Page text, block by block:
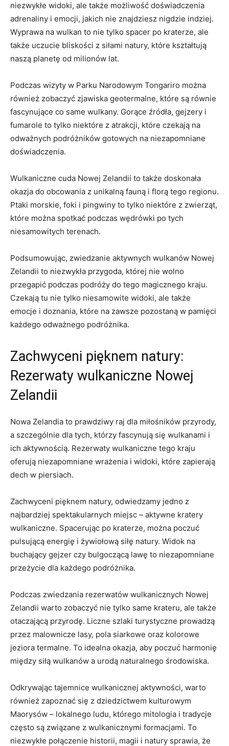
niezwykłe widoki, ale⁢ także możliwość doświadczenia
adrenaliny i emocji, jakich ‍nie znajdziesz‌ nigdzie indziej.
Wyprawa na‌ wulkan to nie tylko spacer po kraterze, ale
także uczucie bliskości z siłami natury, które kształtują
naszą planetę od milionów lat.
Podczas‌ wizyty ‍w ⁤Parku Narodowym Tongariro można ​
również zobaczyć zjawiska geotermalne, które są równie
fascynujące co same wulkany. Gorące źródła,⁢ gejzery i
fumarole‌ to tylko niektóre z atrakcji, które czekają ‍na
odważnych ‍podróżników gotowych na niezapomniane
doświadczenia.
Wulkaniczne cuda Nowej Zelandii ⁤to także doskonała
okazja do obcowania z unikalną ‍fauną i florą tego ⁢regionu.‌
Ptaki morskie,⁤ foki i pingwiny to tylko⁢ niektóre z zwierząt,
które można spotkać podczas wędrówki po tych
niesamowitych terenach.
Podsumowując, zwiedzanie aktywnych wulkanów Nowej
Zelandii to niezwykła przygoda, której nie wolno
przegapić podczas podróży​ do tego magicznego kraju.
Czekają tu nie tylko niesamowite widoki, ale ⁢także
emocje i doznania, ⁢które⁤ na zawsze pozostaną w pamięci​
każdego odważnego podróżnika.
Zachwyceni pięknem natury:
Rezerwaty wulkaniczne Nowej
Zelandii
Nowa ⁢Zelandia to‌ prawdziwy raj dla miłośników‍ przyrody,
a szczególnie dla tych, którzy​ fascynują się wulkanami i⁢
ich ⁢aktywnością. Rezerwaty wulkaniczne tego kraju
oferują niezapomniane wrażenia i​ widoki, które zapierają
⁤dech w ‍piersiach.
Zachwyceni⁣ pięknem ​natury, odwiedzamy jedno⁢ z
najbardziej spektakularnych miejsc – aktywne kratery
wulkaniczne. Spacerując po kraterze, można poczuć
pulsującą ​energię i żywiołową siłę ‌natury. Widok na
⁣buchający gejzer czy bulgoczącą lawę to niezapomniane
przeżycie dla każdego podróżnika.
Podczas ⁣zwiedzania rezerwatów wulkanicznych Nowej
Zelandii warto zobaczyć nie tylko same krateru, ale także
otaczającą przyrodę. Liczne szlaki turystyczne prowadzą
przez malownicze lasy, pola siarkowe oraz kolorowe
jeziora termalne. ‌To idealna okazja, aby poczuć harmonię
między siłą wulkanów a urodą naturalnego środowiska.
Odkrywając tajemnice wulkanicznej aktywności, warto
również zapoznać się z dziedzictwem⁣ kulturowym
Maorysów – lokalnego ⁤ludu, którego⁣ mitologia i tradycje
często są ⁣związane z wulkanicznymi formacjami. To
⁣niezwykłe połączenie historii, magii i ‌natury sprawia, że